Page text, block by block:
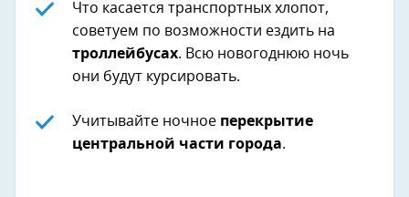
Что касается транспортных хлопот,
советуем по возможности ездить на
троллейбусах. Всю новогоднюю ночь
они будут курсировать.
Учитывайте ночное перекрытие
центральной части города.